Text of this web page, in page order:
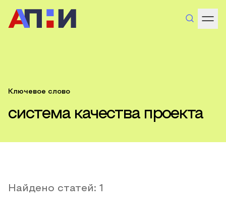
Ключевое слово
система качества проекта
Найдено статей: 1